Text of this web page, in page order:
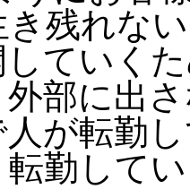
き残れな
ていく
部に出
人が転勤
勤して